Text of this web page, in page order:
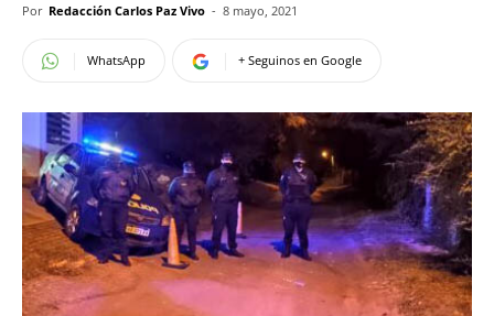
Por Redacción Carlos Paz Vivo - 8 mayo, 2021
WhatsApp + Seguinos en Google